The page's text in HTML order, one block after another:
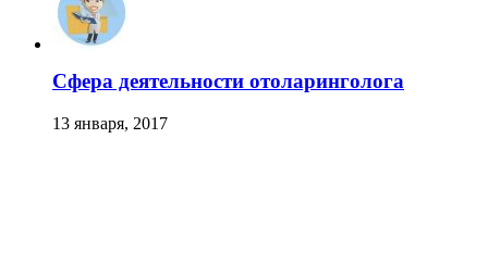
Сфера деятельности отоларинголога
13 января, 2017